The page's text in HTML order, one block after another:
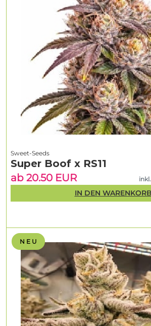
N E U
Sweet-Seeds
Super Boof x RS11
ab 20.50 EUR
IN DEN WARENKORB